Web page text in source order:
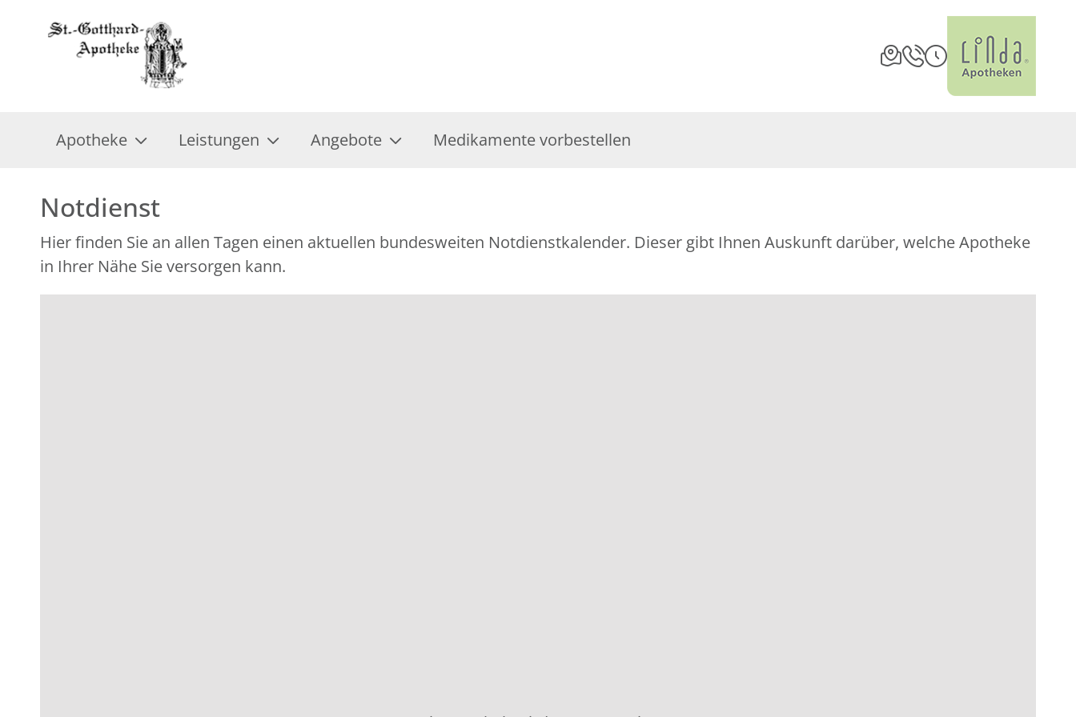
Apotheke Leistungen Angebote Medikamente vorbestellen
Notdienst
Hier finden Sie an allen Tagen einen aktuellen bundesweiten Notdienstkalender. Dieser gibt Ihnen Auskunft darüber, welche Apotheke
in Ihrer Nähe Sie versorgen kann.